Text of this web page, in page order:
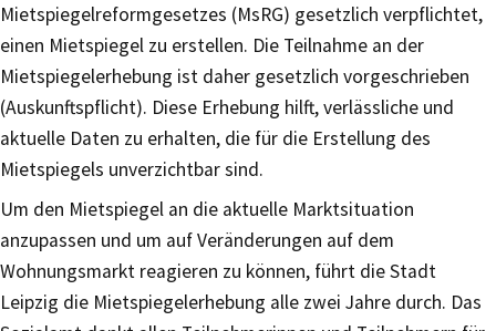
Mietspiegelreformgesetzes (MsRG) gesetzlich verpflichtet,
einen Mietspiegel zu erstellen. Die Teilnahme an der
Mietspiegelerhebung ist daher gesetzlich vorgeschrieben
(Auskunftspflicht). Diese Erhebung hilft, verlässliche und
aktuelle Daten zu erhalten, die für die Erstellung des
Mietspiegels unverzichtbar sind.
Um den Mietspiegel an die aktuelle Marktsituation
anzupassen und um auf Veränderungen auf dem
Wohnungsmarkt reagieren zu können, führt die Stadt
Leipzig die Mietspiegelerhebung alle zwei Jahre durch. Das